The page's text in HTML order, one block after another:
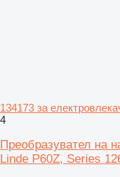
134173 за
4
Преобразувател на
Linde P60Z, Series